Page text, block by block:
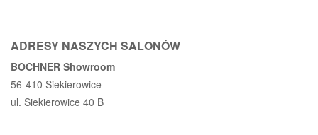
ADRESY NASZYCH SALONÓW
BOCHNER Showroom
56-410 Siekierowice
ul. Siekierowice 40 B